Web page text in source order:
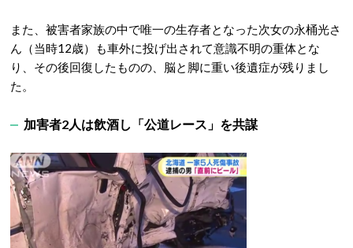
また、被害者家族の中で唯一の生存者となった次女の永桶光さ
ん（当時12歳）も車外に投げ出されて意識不明の重体とな
り、その後回復したものの、脳と脚に重い後遺症が残りまし
た。
加害者2人は飲酒し「公道レース」を共謀